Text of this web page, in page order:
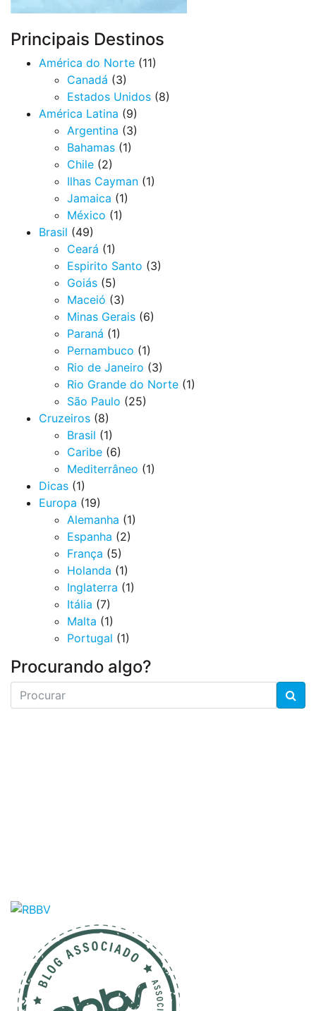
Principais Destinos
América do Norte (11)
Canadá (3)
Estados Unidos (8)
América Latina (9)
Argentina (3)
Bahamas (1)
Chile (2)
Ilhas Cayman (1)
Jamaica (1)
México (1)
Brasil (49)
Ceará (1)
Espirito Santo (3)
Goiás (5)
Maceió (3)
Minas Gerais (6)
Paraná (1)
Pernambuco (1)
Rio de Janeiro (3)
Rio Grande do Norte (1)
São Paulo (25)
Cruzeiros (8)
Brasil (1)
Caribe (6)
Mediterrâneo (1)
Dicas (1)
Europa (19)
Alemanha (1)
Espanha (2)
França (5)
Holanda (1)
Inglaterra (1)
Itália (7)
Malta (1)
Portugal (1)
Procurando algo?